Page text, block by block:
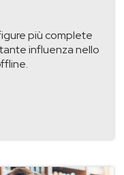
più complete
influenza nello